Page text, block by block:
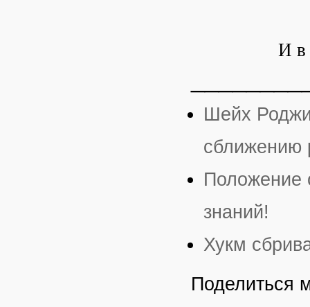
И в
Шейх
сближению
Положение
знаний!
Хукм
Поделиться